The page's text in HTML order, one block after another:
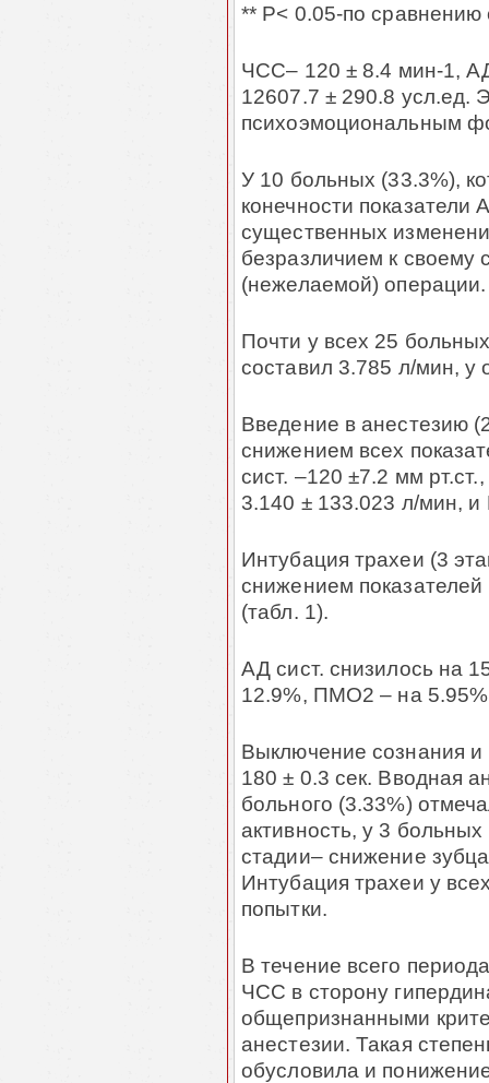
** P< 0.05-по сравнению
ЧСС– 120 ± 8.4 мин-1,
12607.7 ± 290.8 усл.ед.
психоэмоциональным
У 10 больных (33.3%),
конечности
существенных
безразличием к своему
(нежелаемой) операции.
Почти у всех 25
составил 3.785 л/мин, у
Введение в анестезию
снижением всех
сист. –120 ±7.2 мм
3.140 ± 133.023 л/мин,
Интубация трахеи (3
снижением
(табл. 1).
АД сист. снизилось на
12.9%, ПМО2 – на
Выключение сознания и
180 ± 0.3 сек. Вводная
больного (3.33%)
активность, у 3
стадии– снижение
Интубация трахеи у
попытки.
В течение всего
ЧСС в сторону
общепризнанными
анестезии. Такая
обусловила и